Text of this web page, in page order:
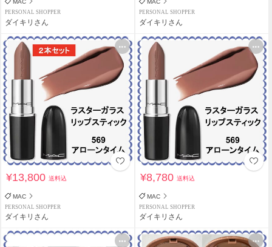
MAC
PERSONAL SHOPPER
ダイキリさん
MAC
PERSONAL SHOPPER
ダイキリさん
¥13,800送料込
MAC
PERSONAL SHOPPER
ダイキリさん
¥8,780送料込
MAC
PERSONAL SHOPPER
ダイキリさん